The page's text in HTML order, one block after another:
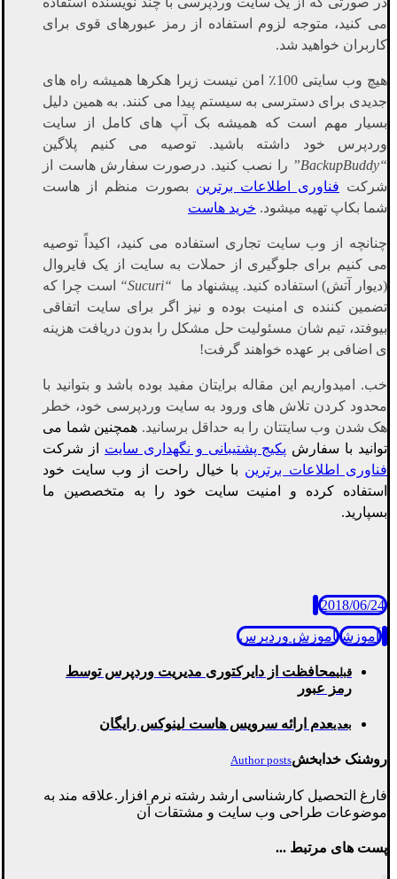
می کنید، متوجه لزوم استفاده از رمز عبورهای قوی برای
کاربران خواهید شد.
هیچ وب
سایتی 100٪ امن نیست زیرا هکرها همیشه راه های
جدیدی برای دسترسی به سیستم پیدا می کنند. به همین دلیل
بسیار مهم است که همیشه بک آپ های کامل از سایت
وردپرس خود داشته باشید. توصیه می کنیم پلاگین
“
BackupBuddy
” را نصب کنید. درصورت سفارش هاست از
شرکت فناوری اطلاعات برترین بصورت منظم از هاست
شما بکاپ تهیه میشود. خرید هاست
چنانچه از وب سایت تجاری استفاده می کنید، اکیداً توصیه
می کنیم برای جلوگیری از حملات به سایت از یک فایروال
(دیوار آتش) استفاده کنید. پیشنهاد ما “
Sucuri
“
است چرا که
تضمین کننده ی امنیت بوده و نیز اگر برای سایت اتفاقی
بیوفتد، تیم شان مسئولیت حل مشکل را بدون دریافت هزینه
ی اضافی بر عهده خواهند گرفت!
خب. امیدواریم این مقاله برایتان مفید بوده باشد و بتوانید با
محدود کردن تلاش های ورود به سایت وردپرسی خود، خطر
هک شدن وب سایتتان را به حداقل برسانید. همچنین شما می
توانید با سفارش پکیج پشتیبانی و نگهداری سایت از شرکت
فناوری اطلاعات برترین با خیال راحت از وب سایت خود
استفاده کرده و امنیت سایت خود را به متخصصین ما
بسپارید.
2018/06/24
آموزش آموزش وردپرس
قبلیمحافظت از دایرکتوری مدیریت وردپرس توسط
رمز عبور
بعدیعدم ارائه سرویس هاست لینوکس رایگان
روشنک خدابخشAuthor posts
فارغ التحصیل کارشناسی ارشد رشته نرم افزار.علاقه مند به
موضوعات طراحی وب سایت و مشتقات آن
پست های مرتبط ...